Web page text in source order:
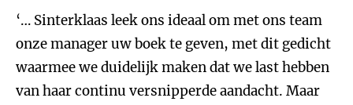
‘… Sinterklaas leek ons ideaal om met ons team
onze manager uw boek te geven, met dit gedicht
waarmee we duidelijk maken dat we last hebben
van haar continu versnipperde aandacht. Maar